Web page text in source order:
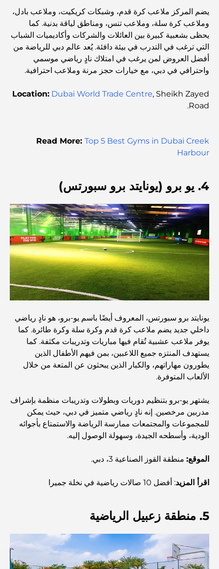
المقاهي في نخلة جميرا: دليل لأفضل أماكن القهوة وأسلوب
الحياة في الجزيرة
أفضل وجبات الإفطار في دبي: اختياراتي المفضلة لعام 2026
كيفية الحصول على قرض عقاري في دبي: الدليل الشامل
منازل متوافقة مع مبادئ فاستو: دليل عملي لتحقيق التوازن
أفضل شركات تنسيق الحدائق في دبي: تحويل المساحات
أفضل شركات نقل الأثاث في دبي: دليل شامل
نخلة جبل علي مقابل نخلة جميرا: مقارنة واضحة لمشتري
العقارات الأذكياء
اكتشف جزيرة القمر في دبي: دليلك الأمثل
استكشاف المواقع التاريخية في دبي: رحلة عبر الزمن
أفضل 7 مطاعم في خور دبي لتناول الطعام فيها
أفضل المدارس في دبي مارينا: دليل مناسب للعائلات
أفضل ملاعب الجولف للبطولات في دبي
المجتمعات السكنية المطلة على الواجهة البحرية في دبي: حياة
فاخرة على شاطئ البحر
أفضل البنوك في دبي للمقيمين الأجانب: دليل مصرفي شامل
يضم المركز ملاعب كرة قدم، وشبكات كريكيت، وملاعب بادل،
وملاعب كرة سلة، وملاعب تنس، ومناطق لياقة بدنية. كما
يحظى بشعبية كبيرة بين العائلات والشركات وأكاديميات الشباب
التي ترغب في التدرب في بيئة دافئة. يُعد عالم دبي للرياضة من
أفضل العروض لمن يرغب في امتلاك نادٍ رياضي موسمي
واحترافي في دبي، مع خيارات حجز مرنة وملاعب احترافية.
Location: Dubai World Trade Centre, Sheikh Zayed
Road.
Read More: Top 5 Best Gyms in Dubai Creek
Harbour
4. يو برو (يونايتد برو سبورتس)
يونايتد برو سبورتس، المعروف أيضًا باسم يو-برو، هو نادٍ رياضي
داخلي جديد يضم ملاعب كرة قدم وكرة سلة وكرة طائرة. كما
يوفر ملاعب عشبية تُقام فيها مباريات وتدريبات مكثفة. كما
يستهدف المنتزه جميع اللاعبين، بمن فيهم الأطفال الذين
يطورون مهاراتهم، والكبار الذين يبحثون عن المتعة من خلال
الألعاب المتوفرة.
يشتهر يو-برو بتنظيم دوريات وبطولات وتدريبات منظمة بإشراف
مدربين مرخصين. إنه نادٍ رياضي متميز في دبي، حيث يمكن
للمجموعات والمجتمعات ممارسة الرياضة والاستمتاع بأجوائه
الودية، وأسطحه الجيدة، وسهولة الوصول إليه.
الموقع: منطقة القوز الصناعية 3، دبي.
اقرأ المزيد: أفضل 10 صالات رياضية في نخلة جميرا
5. منطقة زعبيل الرياضية